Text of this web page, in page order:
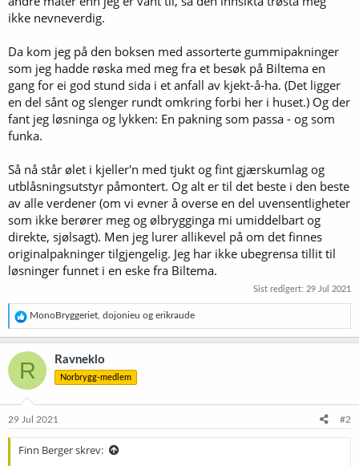
ikke nevneverdig.
Da kom jeg på den boksen med assorterte gummipakninger
som jeg hadde røska med meg fra et besøk på Biltema en
gang for ei god stund sida i et anfall av kjekt-å-ha. (Det ligger
en del sånt og slenger rundt omkring forbi her i huset.) Og der
fant jeg løsninga og lykken: En pakning som passa - og som
funka.
Så nå står ølet i kjeller'n med tjukt og fint gjærskumlag og
utblåsningsutstyr påmontert. Og alt er til det beste i den beste
av alle verdener (om vi evner å overse en del uvensentligheter
som ikke berører meg og ølbrygginga mi umiddelbart og
direkte, sjølsagt). Men jeg lurer allikevel på om det finnes
originalpakninger tilgjengelig. Jeg har ikke ubegrensa tillit til
løsninger funnet i en eske fra Biltema.
Sist redigert: 29 Jul 2021
R
e
a
k
s
j
o
e
MonoBryggeriet dojonieu og erikraude
R Ravneklo
Norbrygg-medlem
29 Jul 2021 #2
Finn Berger skrev: